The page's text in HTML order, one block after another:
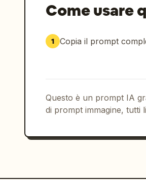
Come usare
1 Copia il prompt
Questo è un prompt IA
di prompt immagine, tutti